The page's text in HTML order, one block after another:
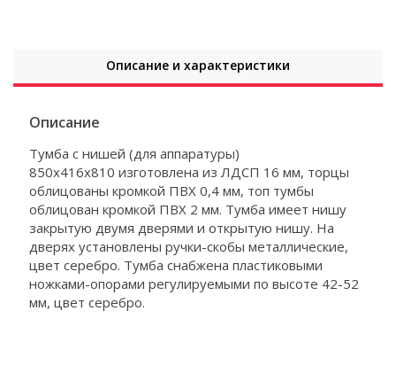
Описание и характеристики
Описание
Тумба с нишей (для аппаратуры)
850х416х810 изготовлена из ЛДСП 16 мм, торцы
облицованы кромкой ПВХ 0,4 мм, топ тумбы
облицован кромкой ПВХ 2 мм. Тумба имеет нишу
закрытую двумя дверями и открытую нишу. На
дверях установлены ручки-скобы металлические,
цвет серебро. Тумба снабжена пластиковыми
ножками-опорами регулируемыми по высоте 42-52
мм, цвет серебро.